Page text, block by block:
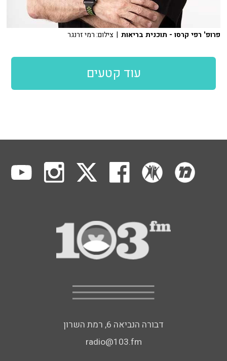
פרופ' רפי קרסו - תוכנית בריאות | צילום: רמי זרנגר
עוד קטעים
דבורה הנביאה 6, רמת השרון
radio@103.fm